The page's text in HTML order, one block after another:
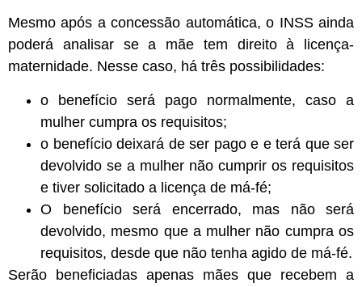
Mesmo após a concessão automática, o INSS ainda
poderá analisar se a mãe tem direito à licença-
maternidade. Nesse caso, há três possibilidades:
o benefício será pago normalmente, caso a
mulher cumpra os requisitos;
o benefício deixará de ser pago e e terá que ser
devolvido se a mulher não cumprir os requisitos
e tiver solicitado a licença de má-fé;
O benefício será encerrado, mas não será
devolvido, mesmo que a mulher não cumpra os
requisitos, desde que não tenha agido de má-fé.
Serão beneficiadas apenas mães que recebem a